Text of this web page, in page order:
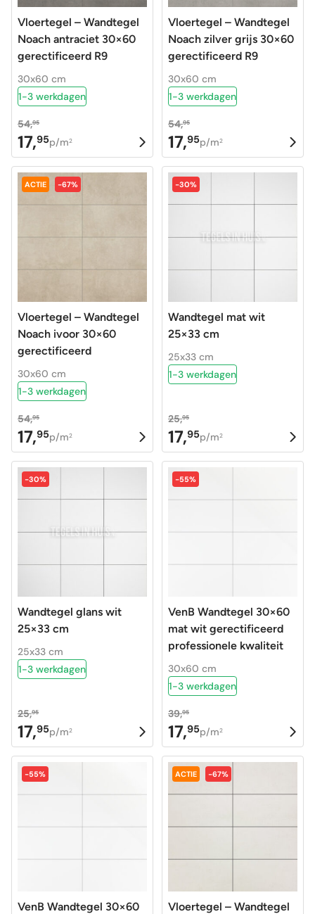
Vloertegel – Wandtegel
Noach antraciet 30×60
gerectificeerd R9
30x60 cm
1-3 werkdagen
54,95
Oorspronkelijke
prijs
was:
54,95.
17,95
Huidige
prijs
is:
17,95.
p/m2
Vloertegel – Wandtegel
Noach zilver grijs 30×60
gerectificeerd R9
30x60 cm
1-3 werkdagen
54,95
Oorspronkelijke
prijs
was:
54,95.
17,95
Huidige
prijs
is:
17,95.
p/m2
ACTIE -67%
Vloertegel – Wandtegel
Noach ivoor 30×60
gerectificeerd
30x60 cm
1-3 werkdagen
54,95
Oorspronkelijke
prijs
was:
54,95.
17,95
Huidige
prijs
is:
17,95.
p/m2
-30%
Wandtegel mat wit
25×33 cm
25x33 cm
1-3 werkdagen
25,95
Oorspronkelijke
prijs
was:
25,95.
17,95
Huidige
prijs
is:
17,95.
p/m2
-30%
Wandtegel glans wit
25×33 cm
25x33 cm
1-3 werkdagen
25,95
Oorspronkelijke
prijs
was:
25,95.
17,95
Huidige
prijs
is:
17,95.
p/m2
-55%
VenB Wandtegel 30×60
mat wit gerectificeerd
professionele kwaliteit
30x60 cm
1-3 werkdagen
39,95
Oorspronkelijke
prijs
was:
39,95.
17,95
Huidige
prijs
is:
17,95.
p/m2
-55%
VenB Wandtegel 30×60
ACTIE -67%
Vloertegel – Wandtegel